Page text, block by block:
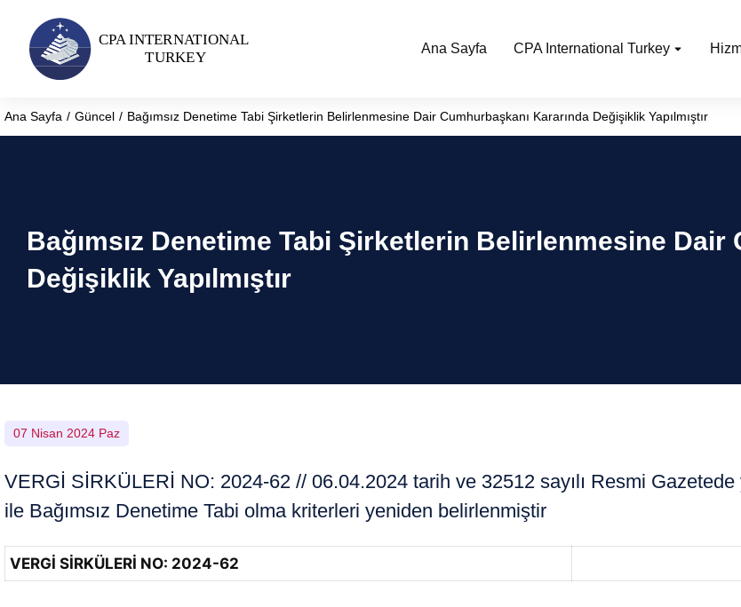
Ana Sayfa CPA International Turkey
You are here:
Ana Sayfa Güncel Bağımsız Denetime Tabi Şirketlerin Belirlenmesine Dair Cumhurbaşkanı Kararında Değişiklik Yapılmıştır
Bağımsız Denetime Tabi Şirketlerin Belirlenmesine Dair
Değişiklik Yapılmıştır
07 Nisan 2024 Paz
VERGİ SİRKÜLERİ NO: 2024-62 // 06.04.2024 tarih ve 32512 sayılı Resmi Gazetede
ile Bağımsız Denetime Tabi olma kriterleri yeniden belirlenmiştir
VERGİ SİRKÜLERİ NO: 2024-62